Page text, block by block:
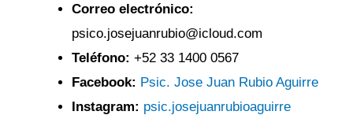
Correo electrónico:
psico.josejuanrubio@icloud.com
Teléfono: +52 33 1400 0567
Facebook: Psic. Jose Juan Rubio Aguirre
Instagram: psic.josejuanrubioaguirre